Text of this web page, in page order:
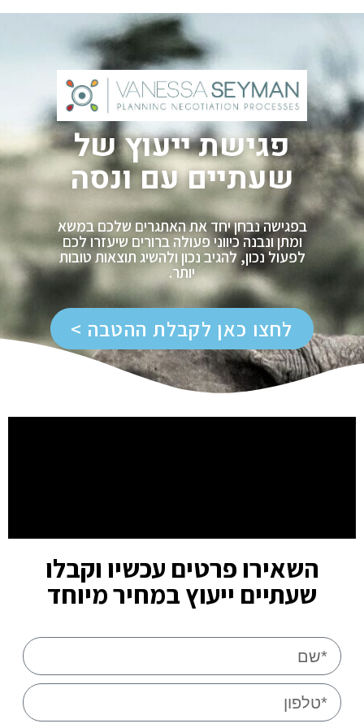
פגישת ייעוץ של
שעתיים עם ונסה
בפגישה נבחן יחד את האתגרים שלכם במשא
ומתן ונבנה כיווני פעולה ברורים שיעזרו לכם
לפעול נכון, להגיב נכון ולהשיג תוצאות טובות
יותר.
לחצו כאן לקבלת ההטבה >
השאירו פרטים עכשיו וקבלו
שעתיים ייעוץ במחיר מיוחד